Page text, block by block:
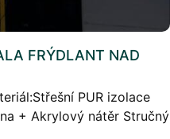
FRÝDLANT NAD
PUR izolace
+ Akrylový nátěr Stručný